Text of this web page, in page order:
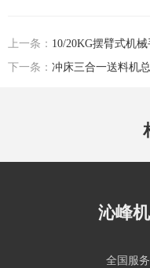
上一条： 10/20KG摆臂式机
下一条： 冲床三合一送料机
沁峰
全国服